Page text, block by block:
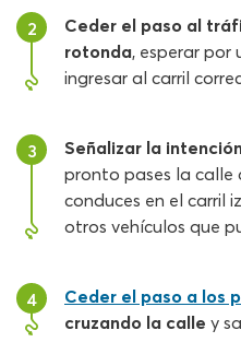
2
Ceder el paso al
rotonda, esperar por
ingresar al carril
3 Señalizar la
pronto pases la calle
conduces en el carril
otros vehículos que
4 Ceder el paso a los
cruzando la calle y